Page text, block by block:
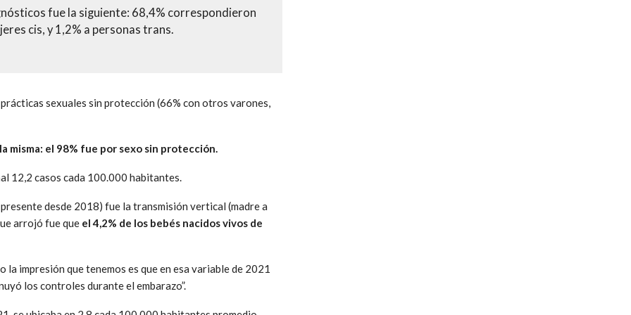
fue la siguiente: 68,4% correspondieron
cis, y 1,2% a personas trans.
sexuales sin protección (66% con otros varones,
misma: el 98% fue por sexo sin protección.
12,2 casos cada 100.000 habitantes.
desde 2018) fue la transmisión vertical (madre a
arrojó fue que el 4,2% de los bebés nacidos vivos de
la impresión que tenemos es que en esa variable de 2021
los controles durante el embarazo”.